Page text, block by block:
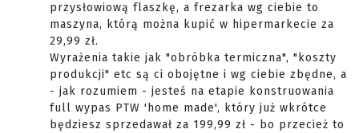
przysłowiową flaszkę, a frezarka wg ciebie to
maszyna, którą można kupić w hipermarkecie za
29,99 zł.
Wyrażenia takie jak "obróbka termiczna", "koszty
produkcji" etc są ci obojętne i wg ciebie zbędne, a
- jak rozumiem - jesteś na etapie konstruowania
full wypas PTW 'home made', który już wkrótce
będziesz sprzedawał za 199,99 zł - bo przecież to